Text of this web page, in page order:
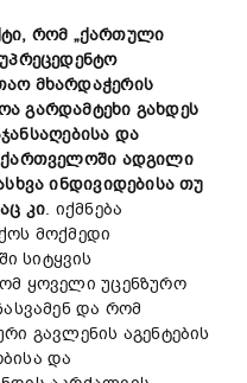
რომ „ქართული
მხარდაჭერის
გარდამტეხი გახდეს
და
ადგილი
ინდივიდებისა თუ
კი. იქმნება
მოქმედი
სიტყვის
ყოველი უცენზურო
და რომ
გავლენის აგენტების
და